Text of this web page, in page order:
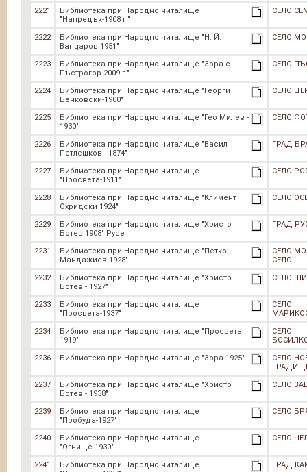
2221
Библиотека при Народно читалище
"Напредък-1908 г."
СЕЛО
2222
Библиотека при Народно читалище "Н. Й.
Вапцаров 1951"
СЕЛО
2223
Библиотека при Народно читалище "Зора с.
Пъстрогор 2009 г."
СЕЛО
2224
Библиотека при Народно читалище "Георги
Бенковски-1900"
СЕЛО
2225
Библиотека при Народно читалище "Гео Милев -
1930"
СЕЛО
2226
Библиотека при Народно читалище "Васил
Петлешков - 1874"
ГРАД
2227
Библиотека при Народно читалище
"Просвета-1911"
СЕЛО
2228
Библиотека при Народно читалище "Климент
Охридски 1924"
СЕЛО
2229
Библиотека при Народно читалище "Христо
Ботев 1908" Русе
ГРАД
2231
Библиотека при Народно читалище "Петко
Мандажиев 1928"
СЕЛО
СЕЛО
2232
Библиотека при Народно читалище "Христо
Ботев - 1927"
СЕЛО
2233
Библиотека при Народно читалище
"Просвета-1937"
СЕЛО
2234
Библиотека при Народно читалище "Просвета
1919"
СЕЛО
2236
Библиотека при Народно читалище "Зора-1925"
СЕЛО
2237
Библиотека при Народно читалище "Христо
Ботев - 1938"
СЕЛО
2239
Библиотека при Народно читалище
"Пробуда-1927"
СЕЛО
2240
Библиотека при Народно читалище
"Огнище-1930"
СЕЛО
2241
Библиотека при Народно читалище
ГРАД